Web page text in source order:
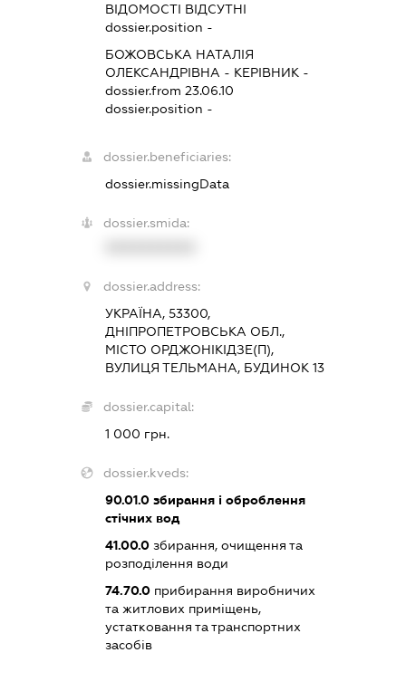
ВІДОМОСТІ ВІДСУТНІ
dossier.position -
БОЖОВСЬКА НАТАЛІЯ
ОЛЕКСАНДРІВНА - КЕРІВНИК -
dossier.from 23.06.10
dossier.position -
dossier.beneficiaries:
dossier.missingData
dossier.smida:
dossier.address:
УКРАЇНА, 53300,
ДНІПРОПЕТРОВСЬКА ОБЛ.,
МІСТО ОРДЖОНІКІДЗЕ(П),
ВУЛИЦЯ ТЕЛЬМАНА, БУДИНОК 13
dossier.capital:
1 000 грн.
dossier.kveds:
90.01.0збирання і оброблення
стічних вод
41.00.0збирання, очищення та
розподілення води
74.70.0прибирання виробничих
та житлових приміщень,
устатковання та транспортних
засобів